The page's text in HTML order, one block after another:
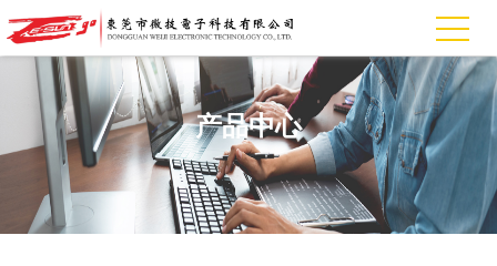
产品中心